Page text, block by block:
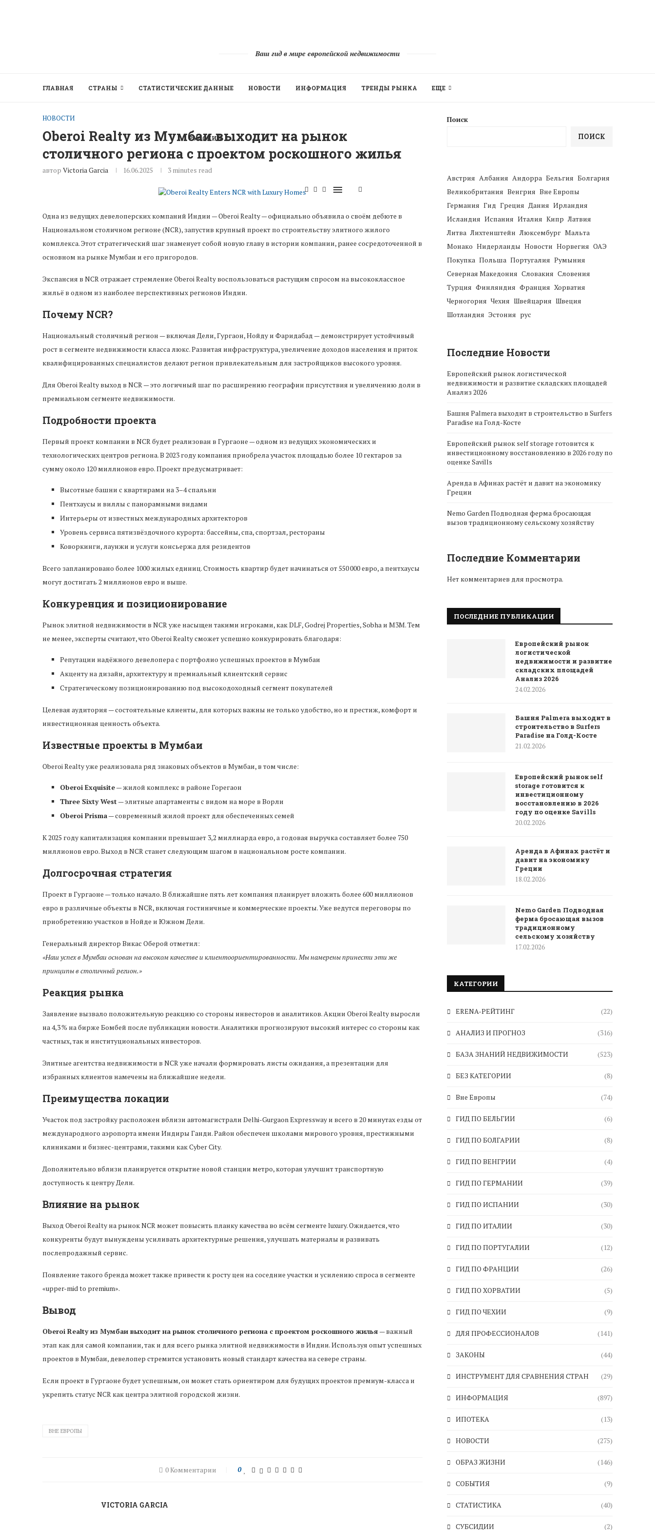
Ваш гид в мире европейской недвижимости
ГЛАВНАЯ СТРАНЫ СТАТИСТИЧЕСКИЕ ДАННЫЕ НОВОСТИ ИНФОРМАЦИЯ ТРЕНДЫ РЫНКА ЕЩЕ
РУССКИЙ
НОВОСТИ
Oberoi Realty из Мумбаи выходит на рынок
столичного региона с проектом роскошного жилья
автор Victoria Garcia 16.06.2025 3 minutes read
Одна из ведущих девелоперских компаний Индии — Oberoi Realty — официально объявила о своём дебюте в
Национальном столичном регионе (NCR), запустив крупный проект по строительству элитного жилого
комплекса. Этот стратегический шаг знаменует собой новую главу в истории компании, ранее сосредоточенной в
основном на рынке Мумбаи и его пригородов.
Экспансия в NCR отражает стремление Oberoi Realty воспользоваться растущим спросом на высококлассное
жильё в одном из наиболее перспективных регионов Индии.
Почему NCR?
Национальный столичный регион — включая Дели, Гургаон, Нойду и Фаридабад — демонстрирует устойчивый
рост в сегменте недвижимости класса люкс. Развитая инфраструктура, увеличение доходов населения и приток
квалифицированных специалистов делают регион привлекательным для застройщиков высокого уровня.
Для Oberoi Realty выход в NCR — это логичный шаг по расширению географии присутствия и увеличению доли в
премиальном сегменте недвижимости.
Подробности проекта
Первый проект компании в NCR будет реализован в Гургаоне — одном из ведущих экономических и
технологических центров региона. В 2023 году компания приобрела участок площадью более 10 гектаров за
сумму около 120 миллионов евро. Проект предусматривает:
Высотные башни с квартирами на 3–4 спальни
Пентхаусы и виллы с панорамными видами
Интерьеры от известных международных архитекторов
Уровень сервиса пятизвёздочного курорта: бассейны, спа, спортзал, рестораны
Коворкинги, лаунжи и услуги консьержа для резидентов
Всего запланировано более 1000 жилых единиц. Стоимость квартир будет начинаться от 550 000 евро, а пентхаусы
могут достигать 2 миллионов евро и выше.
Конкуренция и позиционирование
Рынок элитной недвижимости в NCR уже насыщен такими игроками, как DLF, Godrej Properties, Sobha и M3M. Тем
не менее, эксперты считают, что Oberoi Realty сможет успешно конкурировать благодаря:
Репутации надёжного девелопера с портфолио успешных проектов в Мумбаи
Акценту на дизайн, архитектуру и премиальный клиентский сервис
Стратегическому позиционированию под высокодоходный сегмент покупателей
Целевая аудитория — состоятельные клиенты, для которых важны не только удобство, но и престиж, комфорт и
инвестиционная ценность объекта.
Известные проекты в Мумбаи
Oberoi Realty уже реализовала ряд знаковых объектов в Мумбаи, в том числе:
Oberoi Exquisite— жилой комплекс в районе Горегаон
Three Sixty West — элитные апартаменты с видом на море в Ворли
Oberoi Prisma— современный жилой проект для обеспеченных семей
К 2025 году капитализация компании превышает 3,2 миллиарда евро, а годовая выручка составляет более 750
миллионов евро. Выход в NCR станет следующим шагом в национальном росте компании.
Долгосрочная стратегия
Проект в Гургаоне — только начало. В ближайшие пять лет компания планирует вложить более 600 миллионов
евро в различные объекты в NCR, включая гостиничные и коммерческие проекты. Уже ведутся переговоры по
приобретению участков в Нойде и Южном Дели.
Генеральный директор Викас Оберой отметил:
«Наш успех в Мумбаи основан на высоком качестве и клиентоориентированности. Мы намерены принести эти же
принципы в столичный регион.»
Реакция рынка
Заявление вызвало положительную реакцию со стороны инвесторов и аналитиков. Акции Oberoi Realty выросли
на 4,3 % на бирже Бомбей после публикации новости. Аналитики прогнозируют высокий интерес со стороны как
частных, так и институциональных инвесторов.
Элитные агентства недвижимости в NCR уже начали формировать листы ожидания, а презентации для
избранных клиентов намечены на ближайшие недели.
Преимущества локации
Участок под застройку расположен вблизи автомагистрали Delhi-Gurgaon Expressway и всего в 20 минутах езды от
международного аэропорта имени Индиры Ганди. Район обеспечен школами мирового уровня, престижными
клиниками и бизнес-центрами, такими как Cyber City.
Дополнительно вблизи планируется открытие новой станции метро, которая улучшит транспортную
доступность к центру Дели.
Влияние на рынок
Выход Oberoi Realty на рынок NCR может повысить планку качества во всём сегменте luxury. Ожидается, что
конкуренты будут вынуждены усиливать архитектурные решения, улучшать материалы и развивать
послепродажный сервис.
Появление такого бренда может также привести к росту цен на соседние участки и усилению спроса в сегменте
«upper-mid to premium».
Вывод
Oberoi Realty из Мумбаи выходит на рынок столичного региона с проектом роскошного жилья — важный
этап как для самой компании, так и для всего рынка элитной недвижимости в Индии. Используя опыт успешных
проектов в Мумбаи, девелопер стремится установить новый стандарт качества на севере страны.
Если проект в Гургаоне будет успешным, он может стать ориентиром для будущих проектов премиум-класса и
укрепить статус NCR как центра элитной городской жизни.
ВНЕ ЕВРОПЫ
0 Комментарии 0
VICTORIA GARCIA
Поиск
ПОИСК
Австрия Албания Андорра Бельгия Болгария
Великобритания Венгрия Вне Европы
Германия Гид Греция Дания Ирландия
Исландия Испания Италия Кипр Латвия
Литва Лихтенштейн Люксембург Мальта
Монако Нидерланды Новости Норвегия ОАЭ
Покупка Польша Португалия Румыния
Северная Македония Словакия Словения
Турция Финляндия Франция Хорватия
Черногория Чехия Швейцария Швеция
Шотландия Эстония рус
Последние Новости
Европейский рынок логистической
недвижимости и развитие складских площадей
Анализ 2026
Башня Palmera выходит в строительство в Surfers
Paradise на Голд-Косте
Европейский рынок self storage готовится к
инвестиционному восстановлению в 2026 году по
оценке Savills
Аренда в Афинах растёт и давит на экономику
Греции
Nemo Garden Подводная ферма бросающая
вызов традиционному сельскому хозяйству
Последние Комментарии
Нет комментариев для просмотра.
ПОСЛЕДНИЕ ПУБЛИКАЦИИ
Европейский рынок
логистической
недвижимости и развитие
складских площадей
Анализ 2026
24.02.2026
Башня Palmera выходит в
строительство в Surfers
Paradise на Голд-Косте
21.02.2026
Европейский рынок self
storage готовится к
инвестиционному
восстановлению в 2026
году по оценке Savills
20.02.2026
Аренда в Афинах растёт и
давит на экономику
Греции
18.02.2026
Nemo Garden Подводная
ферма бросающая вызов
традиционному
сельскому хозяйству
17.02.2026
КАТЕГОРИИ
ERENA-РЕЙТИНГ (22)
АНАЛИЗ И ПРОГНОЗ (316)
БАЗА ЗНАНИЙ НЕДВИЖИМОСТИ (523)
БЕЗ КАТЕГОРИИ (8)
Вне Европы (74)
ГИД ПО БЕЛЬГИИ (6)
ГИД ПО БОЛГАРИИ (8)
ГИД ПО ВЕНГРИИ (4)
ГИД ПО ГЕРМАНИИ (39)
ГИД ПО ИСПАНИИ (30)
ГИД ПО ИТАЛИИ (30)
ГИД ПО ПОРТУГАЛИИ (12)
ГИД ПО ФРАНЦИИ (26)
ГИД ПО ХОРВАТИИ (5)
ГИД ПО ЧЕХИИ (9)
ДЛЯ ПРОФЕССИОНАЛОВ (141)
ЗАКОНЫ (44)
ИНСТРУМЕНТ ДЛЯ СРАВНЕНИЯ СТРАН (29)
ИНФОРМАЦИЯ (897)
ИПОТЕКА (13)
НОВОСТИ (275)
ОБРАЗ ЖИЗНИ (146)
СОБЫТИЯ (9)
СТАТИСТИКА (40)
СУБСИДИИ (2)